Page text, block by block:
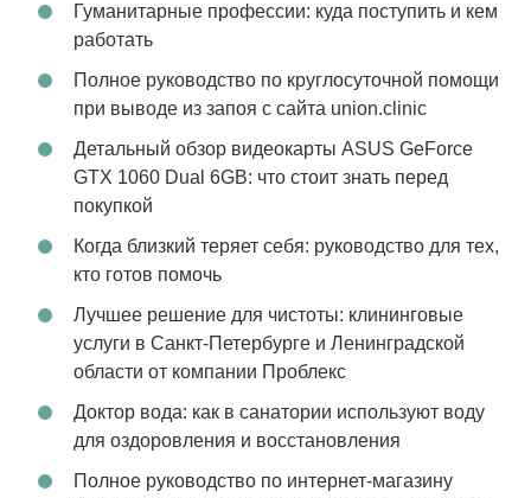
Гуманитарные профессии: куда поступить и кем
работать
Полное руководство по круглосуточной помощи
при выводе из запоя с сайта union.clinic
Детальный обзор видеокарты ASUS GeForce
GTX 1060 Dual 6GB: что стоит знать перед
покупкой
Когда близкий теряет себя: руководство для тех,
кто готов помочь
Лучшее решение для чистоты: клининговые
услуги в Санкт-Петербурге и Ленинградской
области от компании Проблекс
Доктор вода: как в санатории используют воду
для оздоровления и восстановления
Полное руководство по интернет-магазину